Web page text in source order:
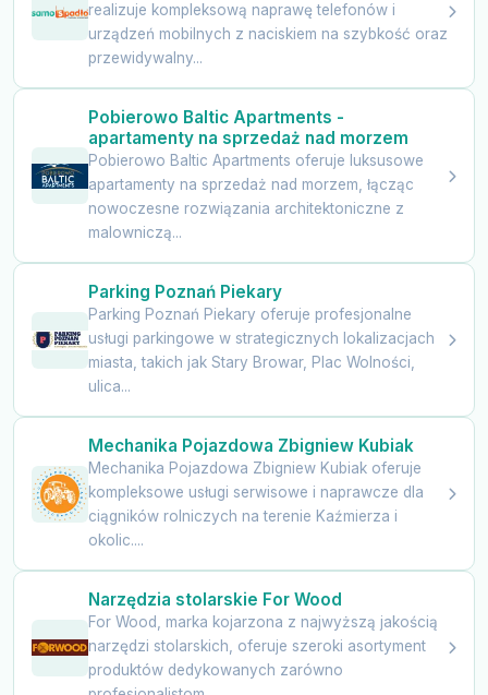
realizuje kompleksową naprawę telefonów i
urządzeń mobilnych z naciskiem na szybkość oraz
przewidywalny...
Pobierowo Baltic Apartments -
apartamenty na sprzedaż nad morzem
Pobierowo Baltic Apartments oferuje luksusowe
apartamenty na sprzedaż nad morzem, łącząc
nowoczesne rozwiązania architektoniczne z
malowniczą...
Parking Poznań Piekary
Parking Poznań Piekary oferuje profesjonalne
usługi parkingowe w strategicznych lokalizacjach
miasta, takich jak Stary Browar, Plac Wolności,
ulica...
Mechanika Pojazdowa Zbigniew Kubiak
Mechanika Pojazdowa Zbigniew Kubiak oferuje
kompleksowe usługi serwisowe i naprawcze dla
ciągników rolniczych na terenie Kaźmierza i
okolic....
Narzędzia stolarskie For Wood
For Wood, marka kojarzona z najwyższą jakością
narzędzi stolarskich, oferuje szeroki asortyment
produktów dedykowanych zarówno